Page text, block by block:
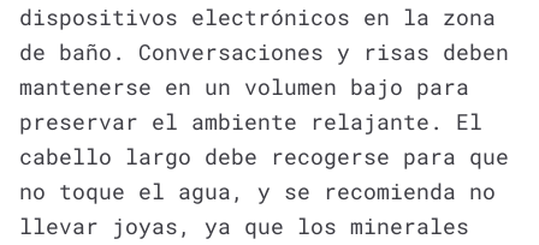
dispositivos electrónicos en la zona
de baño. Conversaciones y risas deben
mantenerse en un volumen bajo para
preservar el ambiente relajante. El
cabello largo debe recogerse para que
no toque el agua, y se recomienda no
llevar joyas, ya que los minerales